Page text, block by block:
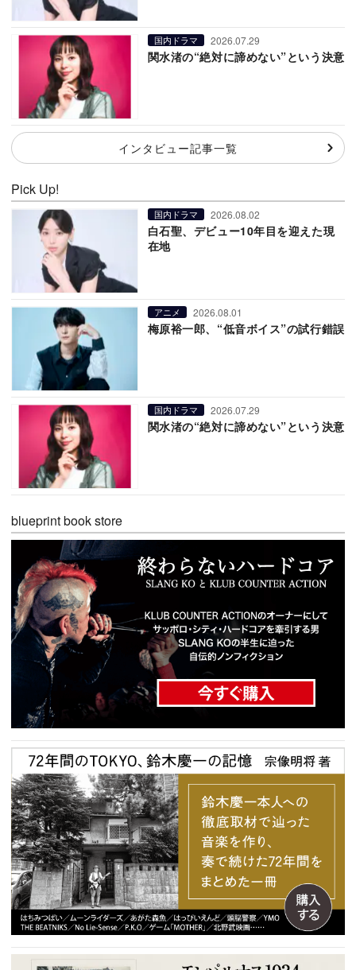
国内ドラマ 2026.07.29
関水渚の“絶対に諦めない”という決意
インタビュー記事一覧
Pick Up!
国内ドラマ 2026.08.02
白石聖、デビュー10年目を迎えた現
在地
アニメ 2026.08.01
梅原裕一郎、“低音ボイス”の試行錯誤
国内ドラマ 2026.07.29
関水渚の“絶対に諦めない”という決意
blueprint book store